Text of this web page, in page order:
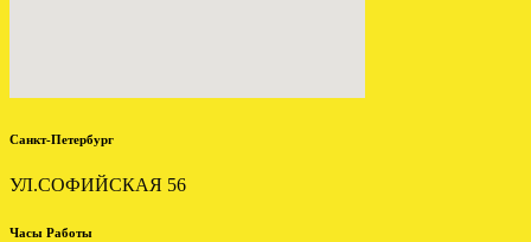
УСТАНОВЛЕНА АКПП
Санкт-Петербург
УЛ.СОФИЙСКАЯ 56
Часы Работы